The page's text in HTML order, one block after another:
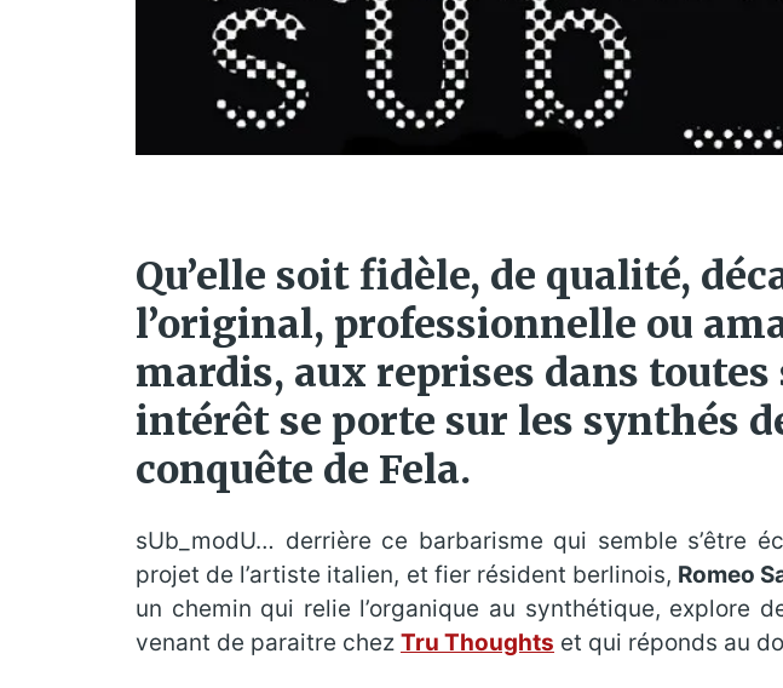
Qu’elle soit fidèle, de qualité,
l’original, professionnelle ou
mardis, aux reprises dans
intérêt se porte sur les synthés
conquête de Fela.
sUb_modU… derrière ce barbarisme qui semble s’être
projet de l’artiste italien, et fier résident berlinois, Romeo
un chemin qui relie l’organique au synthétique, explore
venant de paraitre chez Tru Thoughts et qui réponds au